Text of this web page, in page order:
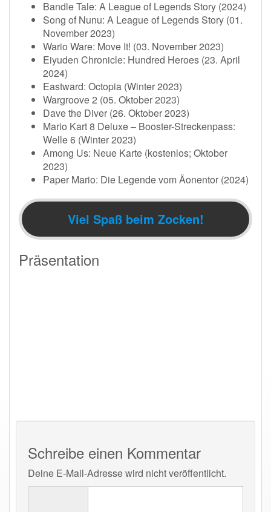
Bandle Tale: A League of Legends Story (2024)
Song of Nunu: A League of Legends Story (01.
November 2023)
Wario Ware: Move It! (03. November 2023)
Eiyuden Chronicle: Hundred Heroes (23. April
2024)
Eastward: Octopia (Winter 2023)
Wargroove 2 (05. Oktober 2023)
Dave the Diver (26. Oktober 2023)
Mario Kart 8 Deluxe – Booster-Streckenpass:
Welle 6 (Winter 2023)
Among Us: Neue Karte (kostenlos; Oktober
2023)
Paper Mario: Die Legende vom Äonentor (2024)
Viel Spaß beim Zocken!
Präsentation
Schreibe einen Kommentar
Deine E-Mail-Adresse wird nicht veröffentlicht.